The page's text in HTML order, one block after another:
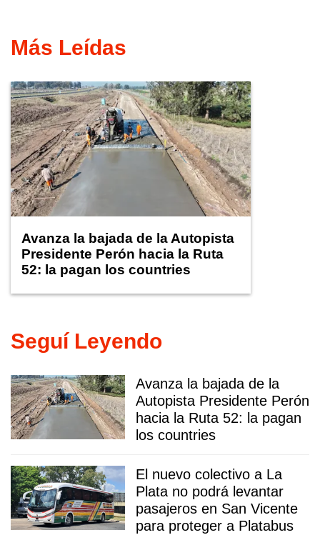
Más Leídas
Avanza la bajada de la Autopista
Presidente Perón hacia la Ruta
52: la pagan los countries
Seguí Leyendo
Avanza la bajada de la
Autopista Presidente Perón
hacia la Ruta 52: la pagan
los countries
El nuevo colectivo a La
Plata no podrá levantar
pasajeros en San Vicente
para proteger a Platabus